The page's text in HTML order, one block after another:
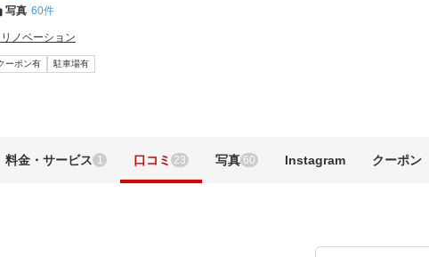
写真 60件
ノベーション
ーポン有 駐車場有
料金・サービス 1 口コミ 23 写真 60 Instagram クーポン